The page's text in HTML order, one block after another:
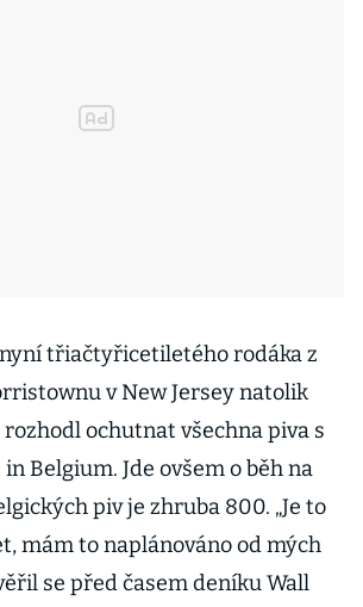
třiačtyřicetiletého rodáka z
v New Jersey natolik
ochutnat všechna piva s
Belgium. Jde ovšem o běh na
piv je zhruba 800. „Je to
mám to naplánováno od mých
se před časem deníku Wall